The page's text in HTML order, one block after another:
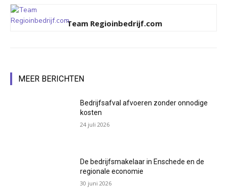
Team Regioinbedrijf.com
MEER BERICHTEN
Bedrijfsafval afvoeren zonder onnodige
kosten
24 juli 2026
De bedrijfsmakelaar in Enschede en de
regionale economie
30 juni 2026